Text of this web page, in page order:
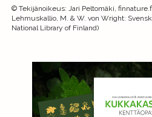
© Tekijänoikeus: Jari Peltomäki,
Lehmuskallio, M. & W. von Wright:
National Library of Finland)